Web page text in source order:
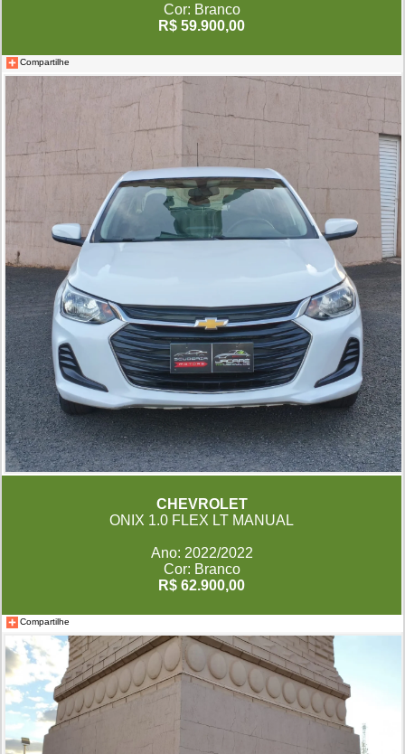
Cor: Branco
R$ 59.900,00
Compartilhe
CHEVROLET
ONIX 1.0 FLEX LT MANUAL
Ano: 2022/2022
Cor: Branco
R$ 62.900,00
Compartilhe